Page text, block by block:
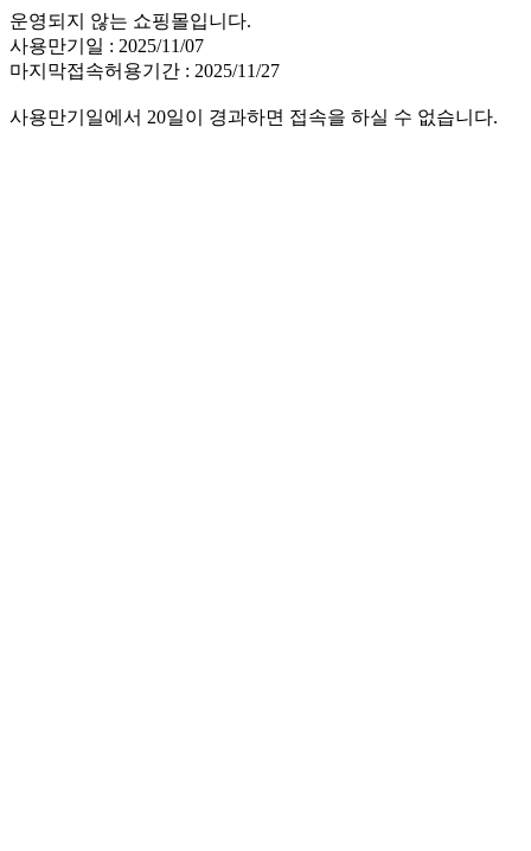
운영되지 않는 쇼핑몰입니다.
사용만기일 : 2025/11/07
마지막접속허용기간 : 2025/11/27
사용만기일에서 20일이 경과하면 접속을 하실 수 없습니다.